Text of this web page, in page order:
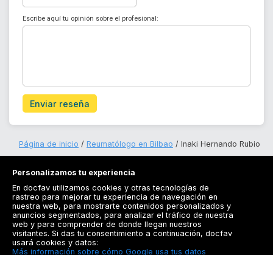
Escribe aquí tu opinión sobre el profesional:
Enviar reseña
Página de inicio Reumatólogo en Bilbao Inaki Hernando Rubio
Registrarse
Docfav
Personalizamos tu experiencia
En docfav utilizamos cookies y otras tecnologías de
rastreo para mejorar tu experiencia de navegación en
nuestra web, para mostrarte contenidos personalizados y
anuncios segmentados, para analizar el tráfico de nuestra
web y para comprender de donde llegan nuestros
visitantes. Si das tu consentimiento a continuación, docfav
usará cookies y datos:
Más información sobre cómo Google usa tus datos